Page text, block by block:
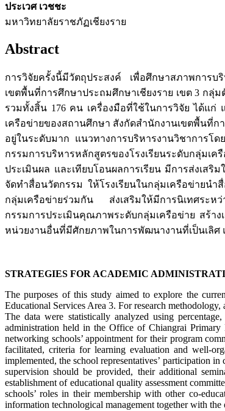
ประเวศ เวชชะ
มหาวิทยาลัยราชภัฏเชียงราย
Abstract
การวิจัยครั้งนี้มีวัตถุประสงค์ เพื่อศึกษาสภาพการบ
เขตพื้นที่การศึกษาประถมศึกษาเชียงราย เขต 3 กลุ่
รวมทั้งสิ้น 176 คน เครื่องมือที่ใช้ในการวิจัย ได้แก่
เครือข่ายของสถานศึกษา สังกัดสำนักงานเขตพื้นที่ก
อยู่ในระดับมาก แนวทางการบริหารงานวิชาการโ
กรรมการบริหารหลักสูตรของโรงเรียนระดับกลุ่มเ
ประเมินผล และเทียบโอนผลการเรียน มีการส่งเส
จัดทำสื่อนวัตกรรม ให้โรงเรียนในกลุ่มเครือข่ายนำ
กลุ่มเครือข่ายร่วมกัน ส่งเสริมให้มีการนิเทศระห
กรรมการประเมินคุณภาพระดับกลุ่มเครือข่าย สร้า
หน่วยงานอื่นที่มีศักยภาพในการพัฒนางานที่เป็นเลิศ
STRATEGIES FOR ACADEMIC
The purposes of this study aimed to explore the
Educational Services Area 3. For research
The data were statistically analyzed using
administration held in the Office of Chiangrai Primary
networking schools’ appointment for their program
facilitated, criteria for learning evaluation and well-
implemented, the school representatives’ participation
supervision should be provided, their additional
establishment of educational quality assessment
schools’ roles in their membership with other co-
information technological management together with the